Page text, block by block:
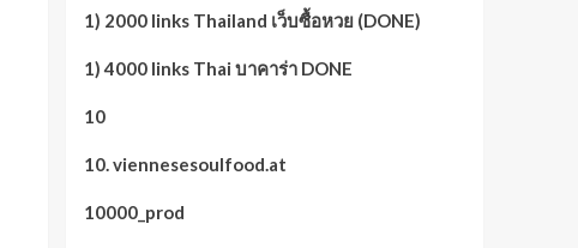
1) 2000 links Thailand เว็บซื้อหวย (DONE)
1) 4000 links Thai บาคาร่า DONE
10
10. viennesesoulfood.at
10000_prod